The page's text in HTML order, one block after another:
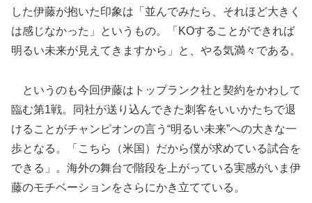
した伊藤が抱いた印象は「並んでみたら、それほど大きく
は感じなかった」というもの。「KOすることができれば
明るい未来が見えてきますから」と、やる気満々である。
というのも今回伊藤はトップランク社と契約をかわして
臨む第1戦。同社が送り込んできた刺客をいいかたちで退
けることがチャンピオンの言う“明るい未来”への大きな一
歩となる。「こちら（米国）だから僕が求めている試合を
できる」。海外の舞台で階段を上がっている実感がいま伊
藤のモチベーションをさらにかき立てている。